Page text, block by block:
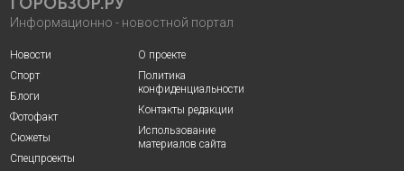
Информационно - новостной портал
Новости
Спорт
Блоги
Фотофакт
Сюжеты
Спецпроекты
О проекте
Политика
конфиденциальности
Контакты редакции
Использование
материалов сайта